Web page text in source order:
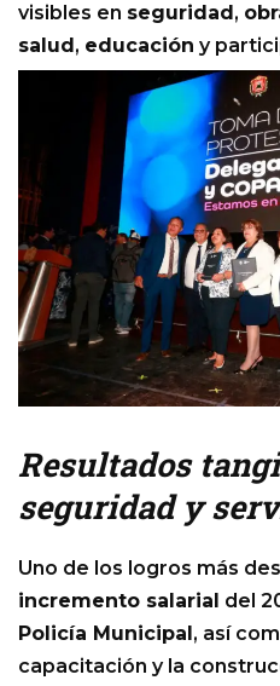
visibles en seguridad,
salud, educación y
Resultados
seguridad y
Uno de los logros más
incremento salarial del
Policía Municipal , así
capacitación y la